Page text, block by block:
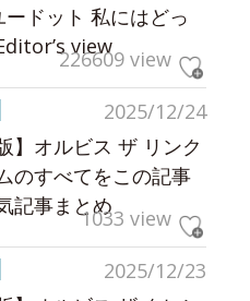
ドット 私にはどっ
view
226609 view
2025/12/24
】オルビス ザ リンク
のすべてをこの記事
記事まとめ1033 view
2025/12/23